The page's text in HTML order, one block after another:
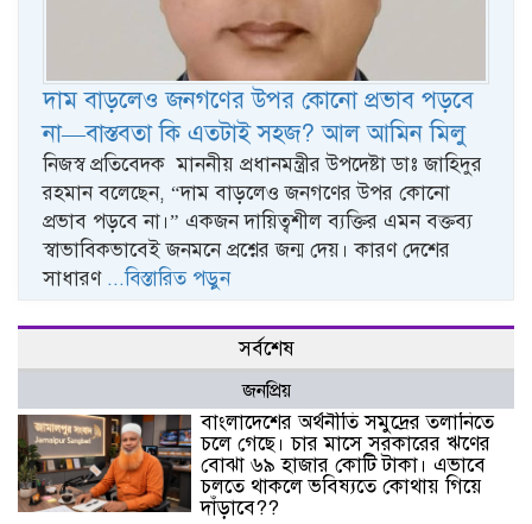
দাম বাড়লেও জনগণের উপর কোনো প্রভাব পড়বে
না—বাস্তবতা কি এতটাই সহজ? আল আমিন মিলু
নিজস্ব প্রতিবেদক মাননীয় প্রধানমন্ত্রীর উপদেষ্টা ডাঃ জাহিদুর
রহমান বলেছেন, “দাম বাড়লেও জনগণের উপর কোনো
প্রভাব পড়বে না।” একজন দায়িত্বশীল ব্যক্তির এমন বক্তব্য
স্বাভাবিকভাবেই জনমনে প্রশ্নের জন্ম দেয়। কারণ দেশের
সাধারণ ...বিস্তারিত পড়ুন
সর্বশেষ
জনপ্রিয়
বাংলাদেশের অর্থনীতি সমুদ্রের তলানিতে
চলে গেছে। চার মাসে সরকারের ঋণের
বোঝা ৬৯ হাজার কোটি টাকা। এভাবে
চলতে থাকলে ভবিষ্যতে কোথায় গিয়ে
দাঁড়াবে??